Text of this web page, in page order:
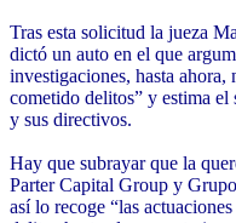
Tras esta solicitud la jueza
dictó un auto en el que
investigaciones, hasta
cometido delitos” y estima
y sus directivos.
Hay que subrayar que la
Parter Capital Group y
así lo recoge “las